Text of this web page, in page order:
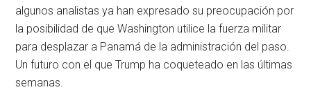
algunos analistas ya han expresado su preocupación por
la posibilidad de que Washington utilice la fuerza militar
para desplazar a Panamá de la administración del paso.
Un futuro con el que Trump ha coqueteado en las últimas
semanas.